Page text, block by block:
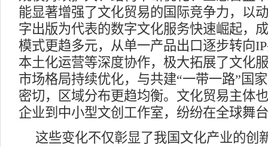
能显著增强了文化贸易的国际竞争力，以
字出版为代表的数字文化服务快速崛起，
模式更趋多元，从单一产品出口逐步转向
本土化运营等深度协作，极大拓展了文化
市场格局持续优化，与共建“一带一路”国
密切，区域分布更趋均衡。文化贸易主体
企业到中小型文创工作室，纷纷在全球舞
这些变化不仅彰显了我国文化产业的创